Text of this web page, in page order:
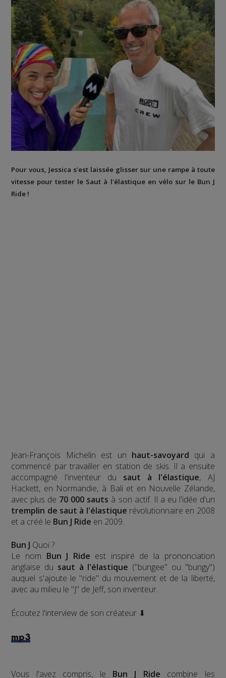
Pour vous, Jessica s'est laissée glisser sur une rampe à toute
vitesse pour tester le Saut à l'élastique en vélo sur le Bun J
Ride !
Jean-François Michelin est un haut-savoyard qui a
commencé par travailler en station de skis. Il a ensuite
accompagné l'inventeur du saut à l'élastique, AJ
Hackett, en Normandie, à Bali et en Nouvelle Zélande,
avec plus de 70 000 sauts à son actif. Il a eu l'idée d'un
tremplin de saut à l'élastique révolutionnaire en 2008
et a créé le Bun J Ride en 2009.
Bun J Quoi ?
Le nom Bun J Ride est inspiré de la prononciation
anglaise du saut à l'élastique ("bungee" ou "bungy")
auquel s'ajoute le "ride" du mouvement et de la liberté,
avec au milieu le "J" de Jeff, son inventeur.
Écoutez l'interview de son créateur ⬇
mp3
Vous l'avez compris, le Bun J Ride combine les